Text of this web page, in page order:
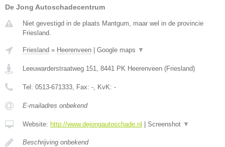
De Jong Autoschadecentrum
Niet gevestigd in de plaats Mantgum, maar wel in de provincie
Friesland.
Friesland » Heerenveen Google maps ▼
Leeuwarderstraatweg 151, 8441 PK Heerenveen (Friesland)
Tel: 0513-671333, Fax: -, KvK: -
E-mailadres onbekend
Website: http://www.dejongautoschade.nl Screenshot ▼
Beschrijving onbekend